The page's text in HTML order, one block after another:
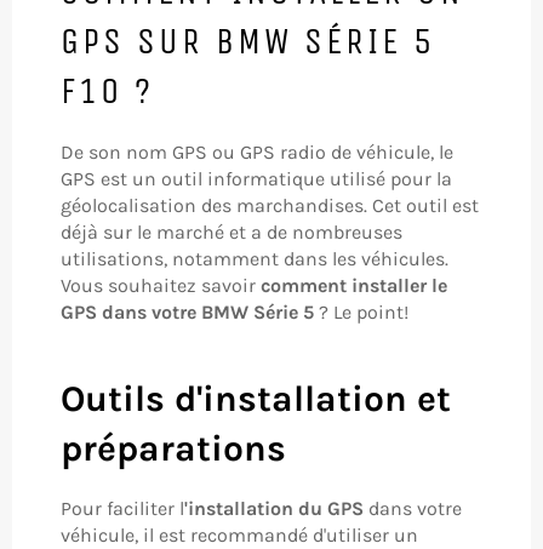
GPS SUR BMW SÉRIE 5
F10 ?
De son nom GPS ou GPS radio de véhicule, le
GPS est un outil informatique utilisé pour la
géolocalisation des marchandises. Cet outil est
déjà sur le marché et a de nombreuses
utilisations, notamment dans les véhicules.
Vous souhaitez savoir comment installer le
GPS dans votre BMW Série 5 ? Le point!
Outils d'installation et
préparations
Pour faciliter l'installation du GPS dans votre
véhicule, il est recommandé d'utiliser un